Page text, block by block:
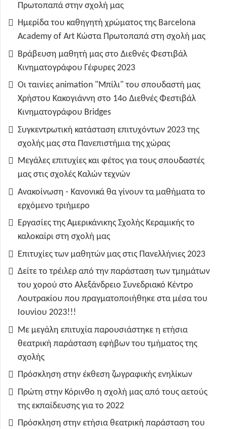
Πρωτοπαπά στην σχολή μας
Ημερίδα του καθηγητή χρώματος της Barcelona
Academy of Art Κώστα Πρωτοπαπά στη σχολή μας
Βράβευση μαθητή μας στο Διεθνές Φεστιβάλ
Κινηματογράφου Γέφυρες 2023
Οι ταινίες animation "Μπίλι" του σπουδαστή μας
Χρήστου Κακογιάννη στο 14ο Διεθνές Φεστιβάλ
Κινηματογράφου Bridges
Συγκεντρωτική κατάσταση επιτυχόντων 2023 της
σχολής μας στα Πανεπιστήμια της χώρας
Μεγάλες επιτυχίες και φέτος για τους σπουδαστές
μας στις σχολές Καλών τεχνών
Ανακοίνωση - Κανονικά θα γίνουν τα μαθήματα το
ερχόμενο τριήμερο
Εργασίες της Αμερικάνικης Σχολής Κεραμικής το
καλοκαίρι στη σχολή μας
Επιτυχίες των μαθητών μας στις Πανελλήνιες 2023
Δείτε το τρέιλερ από την παράσταση των τμημάτων
του χορού στο Αλεξάνδρειο Συνεδριακό Κέντρο
Λουτρακίου που πραγματοποιήθηκε στα μέσα του
Ιουνίου 2023!!!
Με μεγάλη επιτυχία παρουσιάστηκε η ετήσια
θεατρική παράσταση εφήβων του τμήματος της
σχολής
Πρόσκληση στην έκθεση ζωγραφικής ενηλίκων
Πρώτη στην Κόρινθο η σχολή μας από τους αετούς
της εκπαίδευσης για το 2022
Πρόσκληση στην ετήσια θεατρική παράσταση του